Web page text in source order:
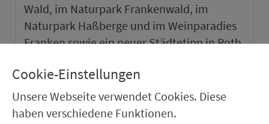
Wald, im Naturpark Frankenwald, im
Naturpark Haßberge und im Weinparadies
Franken sowie ein neuer Städtetipp in Roth.
Cookie-Einstellungen
Unsere Webseite verwendet Cookies. Diese
haben verschiedene Funktionen.